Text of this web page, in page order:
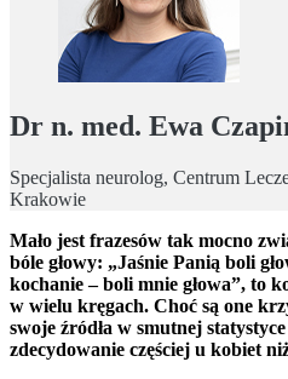
Dr n. med. Ewa
Specjalista neurolog, Centrum
Krakowie
Mało jest frazesów tak mocno
bóle głowy: „Jaśnie Panią boli
kochanie – boli mnie głowa”, to
w wielu kręgach. Choć są one
swoje źródła w smutnej
zdecydowanie częściej u kobiet